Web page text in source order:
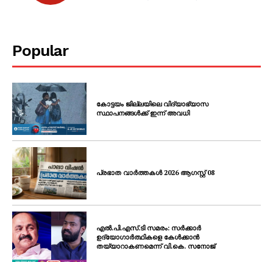
Popular
കോട്ടയം ജില്ലയിലെ വിദ്യാഭ്യാസ
സ്ഥാപനങ്ങൾക്ക് ഇന്ന് അവധി
പ്രഭാത വാർത്തകൾ 2026 ആഗസ്റ്റ് 08
എൽ.പി.എസ്.ടി സമരം: സർക്കാർ
ഉദ്യോഗാർത്ഥികളെ കേൾക്കാൻ
തയ്യാറാകണമെന്ന് വി.കെ. സനോജ്